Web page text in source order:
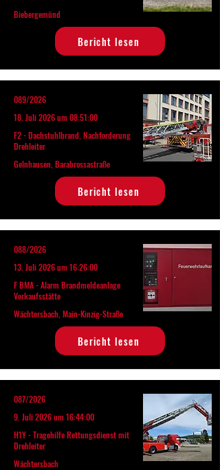
Biebergemünd
Bericht lesen
089/2026
18. Juli 2026 um 08:51:00
F2 - Dachstuhlbrand, Nachforderung
Drehleiter
Gelnhausen, Barabrossastraße
Bericht lesen
088/2026
13. Juli 2026 um 16:26:00
F BMA - Alarm Brandmeldeanlage
Verkaufsstätte
Wächtersbach, Main-Kinzig-Straße
Bericht lesen
087/2026
9. Juli 2026 um 16:44:00
H1Y - Tragehilfe Rettungsdienst mit
Drehleiter
Wächtersbach